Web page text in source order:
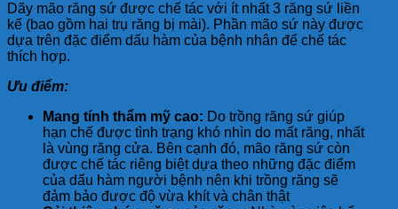
Dãy mão răng sứ được chế tác với ít nhất 3 răng sứ liền
kế (bao gồm hai trụ răng bị mài). Phần mão sứ này được
dựa trên đặc điểm dấu hàm của bệnh nhân để chế tác
thích hợp.
Ưu điểm:
Mang tính thẩm mỹ cao: Do trồng răng sứ giúp
hạn chế được tình trạng khó nhìn do mất răng, nhất
là vùng răng cửa. Bên cạnh đó, mão răng sứ còn
được chế tác riêng biệt dựa theo những đặc điểm
của dấu hàm người bệnh nên khi trồng răng sẽ
đảm bảo được độ vừa khít và chân thật